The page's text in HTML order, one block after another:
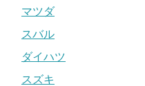
マツダ
スバル
ダイハツ
スズキ